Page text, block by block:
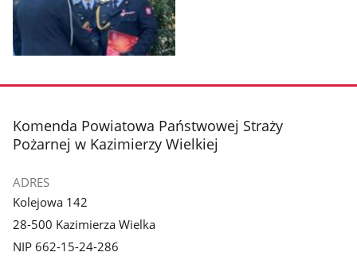
z
galerii.
zdjęcie
galerii.
stopka
Komenda Powiatowa Państwowej Straży
Pożarnej w Kazimierzy Wielkiej
ADRES
Kolejowa 142
28-500 Kazimierza Wielka
NIP 662-15-24-286